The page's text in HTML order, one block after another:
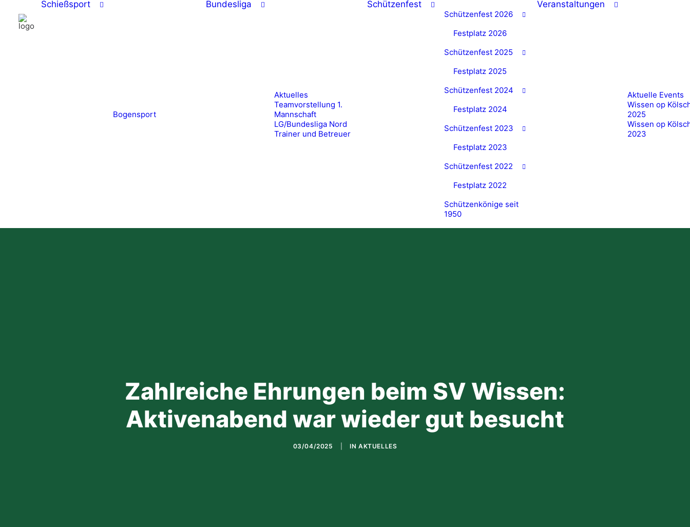
Schießsport
Bogensport
Bundesliga
Aktuelles
Teamvorstellung 1.
Mannschaft
LG/Bundesliga Nord
Trainer und Betreuer
Schützenfest
Schützenfest 2026
Festplatz 2026
Schützenfest 2025
Festplatz 2025
Schützenfest 2024
Festplatz 2024
Schützenfest 2023
Festplatz 2023
Schützenfest 2022
Festplatz 2022
Schützenkönige seit
1950
Veranstaltungen
Aktuelle Events
Wissen op
2025
Wissen op
2023
Zahlreiche Ehrungen beim SV Wissen:
Aktivenabend war wieder gut besucht
03/04/2025 IN AKTUELLES